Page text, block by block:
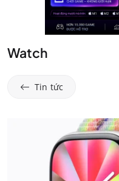
Watch
Tin tức